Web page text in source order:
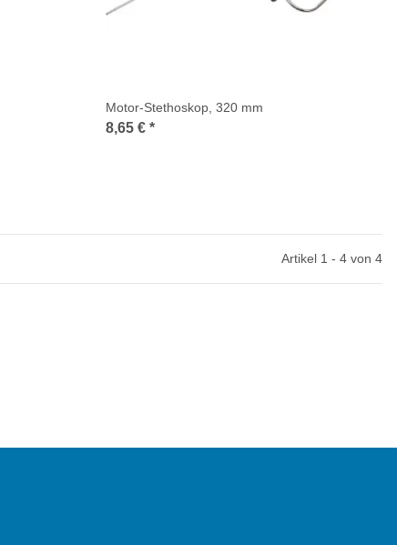
Motor-Stethoskop, 320 mm
8,65 € *
Artikel 1 - 4 von 4